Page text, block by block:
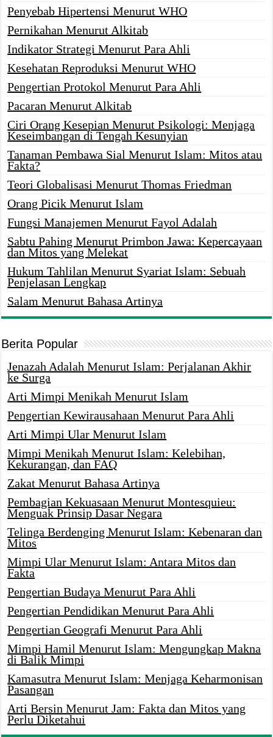
Penyebab Hipertensi Menurut WHO
Pernikahan Menurut Alkitab
Indikator Strategi Menurut Para Ahli
Kesehatan Reproduksi Menurut WHO
Pengertian Protokol Menurut Para Ahli
Pacaran Menurut Alkitab
Ciri Orang Kesepian Menurut Psikologi: Menjaga
Keseimbangan di Tengah Kesunyian
Tanaman Pembawa Sial Menurut Islam: Mitos atau
Fakta?
Teori Globalisasi Menurut Thomas Friedman
Orang Picik Menurut Islam
Fungsi Manajemen Menurut Fayol Adalah
Sabtu Pahing Menurut Primbon Jawa: Kepercayaan
dan Mitos yang Melekat
Hukum Tahlilan Menurut Syariat Islam: Sebuah
Penjelasan Lengkap
Salam Menurut Bahasa Artinya
Berita Popular
Jenazah Adalah Menurut Islam: Perjalanan Akhir
ke Surga
Arti Mimpi Menikah Menurut Islam
Pengertian Kewirausahaan Menurut Para Ahli
Arti Mimpi Ular Menurut Islam
Mimpi Menikah Menurut Islam: Kelebihan,
Kekurangan, dan FAQ
Zakat Menurut Bahasa Artinya
Pembagian Kekuasaan Menurut Montesquieu:
Menguak Prinsip Dasar Negara
Telinga Berdenging Menurut Islam: Kebenaran dan
Mitos
Mimpi Ular Menurut Islam: Antara Mitos dan
Fakta
Pengertian Budaya Menurut Para Ahli
Pengertian Pendidikan Menurut Para Ahli
Pengertian Geografi Menurut Para Ahli
Mimpi Hamil Menurut Islam: Mengungkap Makna
di Balik Mimpi
Kamasutra Menurut Islam: Menjaga Keharmonisan
Pasangan
Arti Bersin Menurut Jam: Fakta dan Mitos yang
Perlu Diketahui